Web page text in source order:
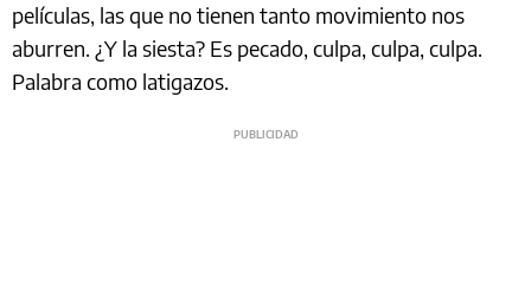
películas, las que no tienen tanto movimiento nos
aburren. ¿Y la siesta? Es pecado, culpa, culpa, culpa.
Palabra como latigazos.